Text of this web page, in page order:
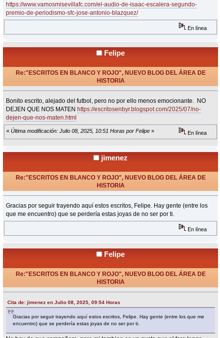
https://www.vamosmisevillafc.com/el-audio-de-isaac-escalera-segundo-
premio-de-periodismo-sfc-jose-antonio-blazquez/
En línea
Felipe
Re:"ESCRITOS EN BLANCO Y ROJO", NUEVO BLOG DEL ÁREA DE
HISTORIA
Bonito escrito, alejado del futbol, pero no por ello menos emocionante. NO
DEJEN QUE NOS MATEN https://escritosenbyr.blogspot.com/2025/07/no-
dejen-que-nos-maten.html
« Última modificación: Julio 08, 2025, 10:51 Horas por Felipe » En línea
jimenez
Re:"ESCRITOS EN BLANCO Y ROJO", NUEVO BLOG DEL ÁREA DE
HISTORIA
Gracias por seguir trayendo aquí estos escritos, Felipe. Hay gente (entre los
que me encuentro) que se perdería estas joyas de no ser por ti.
En línea
Felipe
Re:"ESCRITOS EN BLANCO Y ROJO", NUEVO BLOG DEL ÁREA DE
HISTORIA
Cita de: jimenez en Julio 08, 2025, 09:54 Horas
Gracias por seguir trayendo aquí estos escritos, Felipe. Hay gente (entre los que me
encuentro) que se perdería estas joyas de no ser por ti.